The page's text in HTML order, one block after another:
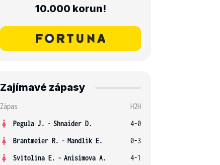
10.000 korun!
Zajímavé zápasy
Zápas
H2H
Pegula J. - Shnaider D.
4-0
Brantmeier R. - Mandlik E.
0-3
Svitolina E. - Anisimova A.
4-1